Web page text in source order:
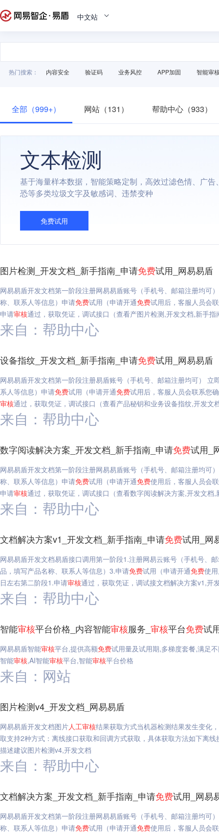
中文站
热门搜索： 内容安全 验证码 业务风控 APP加固 智能审
全部（999+） 网站（131） 帮助中心（933）
文本检测
基于海量样本数据，智能策略定制，高效过滤色情、广告
恐等多类垃圾文字及敏感词、违禁变种
免费试用
图片检测_开发文档_新手指南_申请免费试用_网易易盾
网易易盾开发文档第一阶段注册网易易盾账号（手机号、邮箱注册均可
称、联系人等信息）申请免费试用（申请开通免费试用后，客服人员会
申请审核通过，获取凭证，调试接口（查看产图片检测,开发文档,新手指
来自：帮助中心
设备指纹_开发文档_新手指南_申请免费试用_网易易盾
网易易盾开发文档第一阶段注册易盾账号（手机号、邮箱注册均可）
系人等信息）申请免费试用（申请开通免费试用后，客服人员会联系您
审核通过，获取凭证，调试接口（查看产品秘钥和业务设备指纹,开发文
来自：帮助中心
数字阅读解决方案_开发文档_新手指南_申请免费试用_
网易易盾开发文档第一阶段注册网易易盾账号（手机号、邮箱注册均可
称、联系人等信息）申请免费试用（申请开通免费使用后，客服人员会
申请审核通过，获取凭证，调试接口（查看数字阅读解决方案,开发文档,
来自：帮助中心
文档解决方案v1_开发文档_新手指南_申请免费试用_网
网易易盾开发文档易盾接口调用第一阶段1.注册网易云账号（手机号、
品，填写产品名称、联系人等信息）3.申请免费试用（申请开通免费使
日左右第二阶段1.申请审核通过，获取凭证，调试接文档解决方案v1,开
来自：帮助中心
智能审核平台价格_内容智能审核服务_ 审核平台免费试
网易易盾智能审核平台,提供高额免费试用量及试用期,多梯度套餐,满足
智能审核,AI智能审核平台,智能审核平台价格
来自：网站
图片检测v4_开发文档_网易易盾
网易易盾开发文档图片人工审核结果获取方式当机器检测结果发生变化
取支持2种方式：离线接口获取和回调方式获取，具体获取方法如下离
描述建议图片检测v4,开发文档
来自：帮助中心
文档解决方案_开发文档_新手指南_申请免费试用_网易
网易易盾开发文档第一阶段注册网易易盾账号（手机号、邮箱注册均可
称、联系人等信息）申请免费试用（申请开通免费使用后，客服人员会